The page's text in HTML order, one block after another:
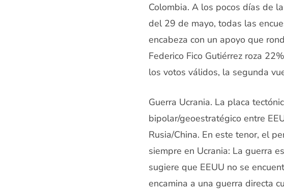
Colombia. A los pocos días de
del 29 de mayo, todas las
encabeza con un apoyo que
Federico Fico Gutiérrez roza
los votos válidos, la segunda
Guerra Ucrania. La placa
bipolar/geoestratégico entre
Rusia/China. En este tenor, el
siempre en Ucrania: La guerra
sugiere que EEUU no se
encamina a una guerra directa